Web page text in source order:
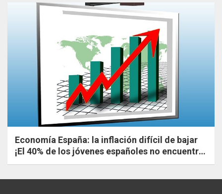
Economía España: la inflación difícil de bajar
¡El 40% de los jóvenes españoles no encuentra
trabajo!